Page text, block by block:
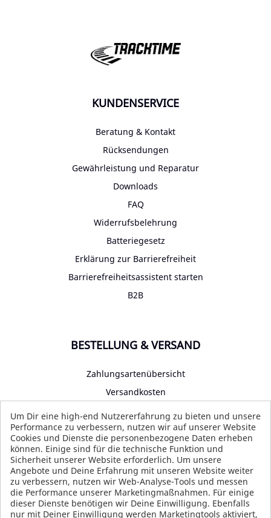
KUNDENSERVICE
Beratung & Kontakt
Rücksendungen
Gewährleistung und Reparatur
Downloads
FAQ
Widerrufsbelehrung
Batteriegesetz
Erklärung zur Barrierefreiheit
Barrierefreiheitsassistent starten
B2B
BESTELLUNG & VERSAND
Zahlungsartenübersicht
Versandkosten
Impressum
Datenschutz
AGB
SOCIAL MEDIA
Um Dir eine high-end Nutzererfahrung zu bieten und unsere
Performance zu verbessern, nutzen wir auf unserer Website
Cookies und Dienste die personenbezogene Daten erheben
können. Einige sind für die technische Funktion und
Sicherheit unserer Website erforderlich. Um unsere
Angebote und Deine Erfahrung mit unseren Website weiter
zu verbessern, nutzen wir Web-Analyse-Tools und messen
die Performance unserer Marketingmaßnahmen. Für einige
dieser Dienste benötigen wir Deine Einwilligung. Ebenfalls
nur mit Deiner Einwilligung werden Marketingtools aktiviert,